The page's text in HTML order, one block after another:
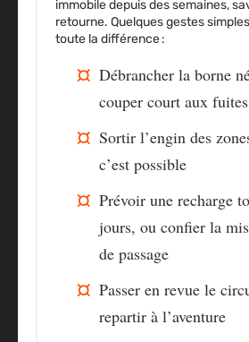
immobile depuis des semaines,
retourne. Quelques gestes
toute la différence :
Débrancher la borne
couper court aux
Sortir l’engin des
c’est possible
Prévoir une recharge
jours, ou confier la
de passage
Passer en revue le
repartir à l’aventure